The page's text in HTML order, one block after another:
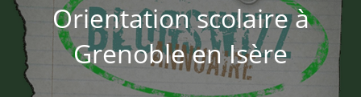
Orientation scolaire à
Grenoble en Isère